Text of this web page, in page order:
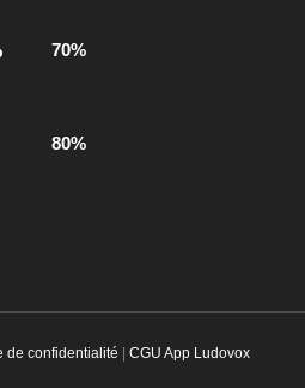
70%
80%
de confidentialité | CGU App Ludovox